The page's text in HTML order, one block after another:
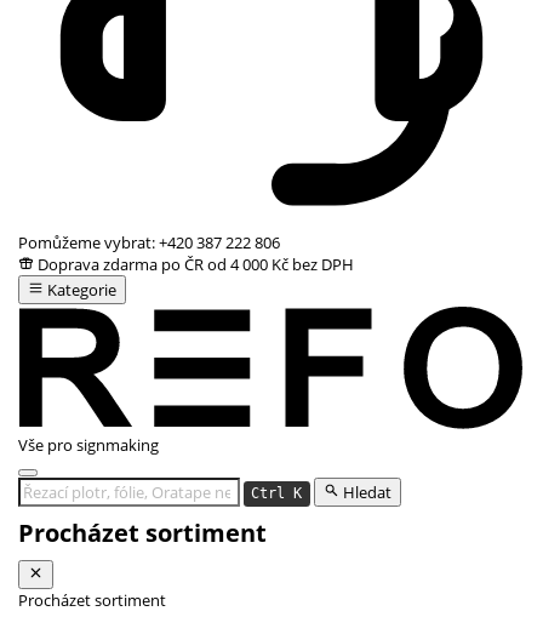
Pomůžeme vybrat:+420 387 222 806
Doprava zdarma po ČR od 4 000 Kč bez DPH
Kategorie
Vše pro signmaking
Ctrl K Hledat
Procházet sortiment
Procházet sortiment